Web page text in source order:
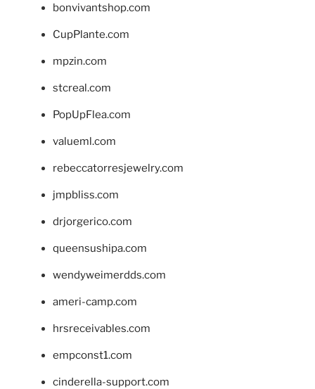
bonvivantshop.com
CupPlante.com
mpzin.com
stcreal.com
PopUpFlea.com
valueml.com
rebeccatorresjewelry.com
jmpbliss.com
drjorgerico.com
queensushipa.com
wendyweimerdds.com
ameri-camp.com
hrsreceivables.com
empconst1.com
cinderella-support.com